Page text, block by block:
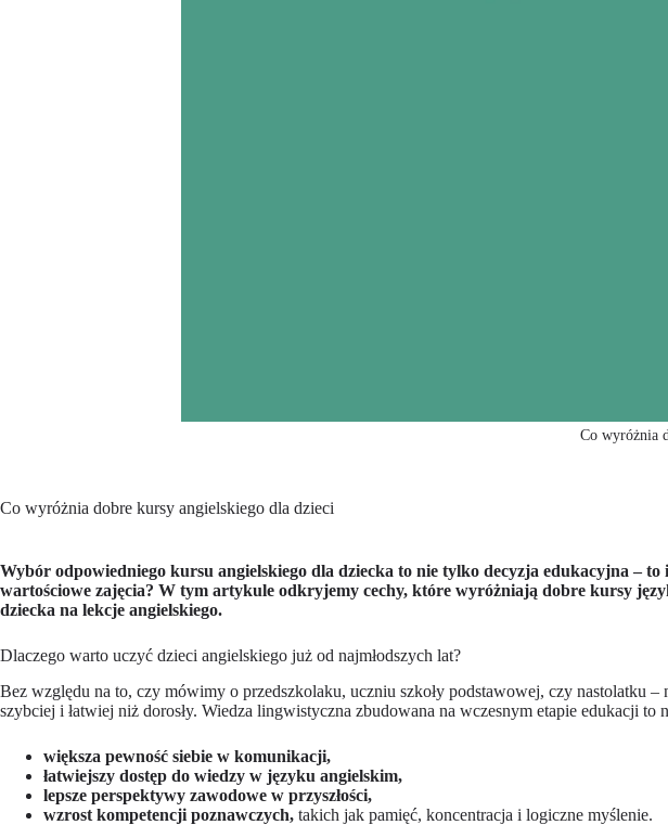
Co wyróżnia
Co wyróżnia dobre kursy angielskiego dla dzieci
Wybór odpowiedniego kursu angielskiego dla dziecka to nie tylko decyzja edukacyjna – to
wartościowe zajęcia? W tym artykule odkryjemy cechy, które wyróżniają dobre kursy
dziecka na lekcje angielskiego.
Dlaczego warto uczyć dzieci angielskiego już od najmłodszych lat?
Bez względu na to, czy mówimy o przedszkolaku, uczniu szkoły podstawowej, czy nastolatku
szybciej i łatwiej niż dorosły. Wiedza lingwistyczna zbudowana na wczesnym etapie edukacji to
większa pewność siebie w komunikacji,
łatwiejszy dostęp do wiedzy w języku angielskim,
lepsze perspektywy zawodowe w przyszłości,
wzrost kompetencji poznawczych, takich jak pamięć, koncentracja i logiczne myślenie.